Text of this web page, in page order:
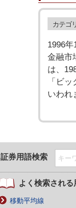
カテゴ
1996
金融市
は、
「ビ
いわれ
証券用語検索
よく検索される
移動平均線